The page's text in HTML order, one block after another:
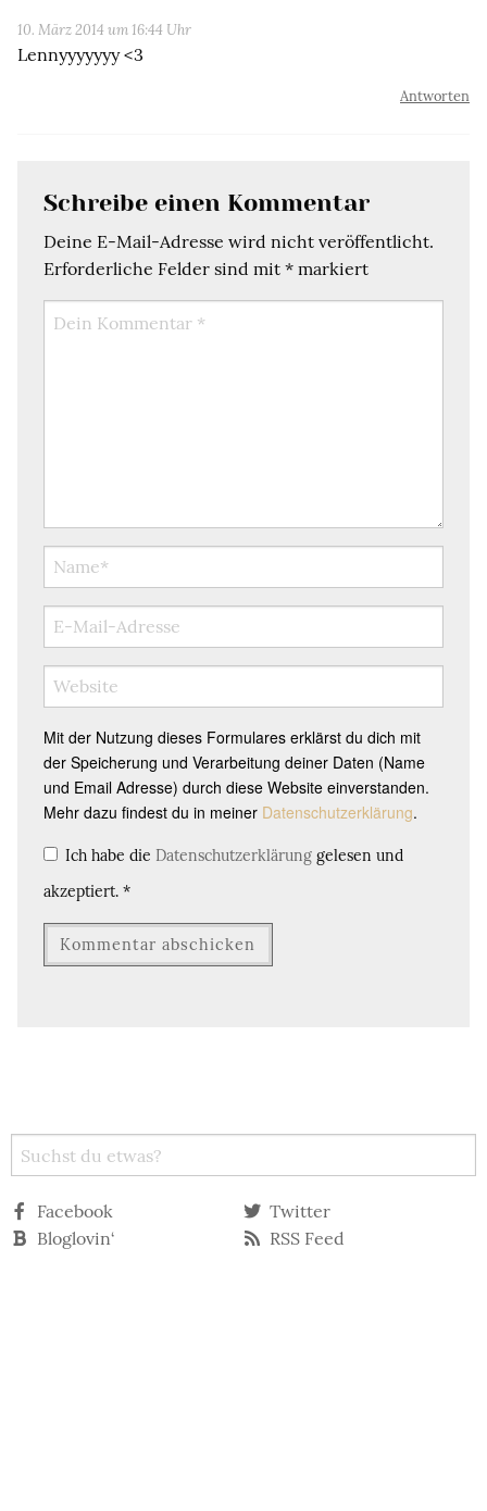
10. März 2014 um 16:44 Uhr
Lennyyyyyyy <3
Antworten
Schreibe einen Kommentar
Deine E-Mail-Adresse wird nicht veröffentlicht.
Erforderliche Felder sind mit * markiert
Mit der Nutzung dieses Formulares erklärst du dich mit
der Speicherung und Verarbeitung deiner Daten (Name
und Email Adresse) durch diese Website einverstanden.
Mehr dazu findest du in meiner Datenschutzerklärung.
Ich habe die Datenschutzerklärung gelesen und
akzeptiert. *
Facebook
Twitter
Bloglovin‘
RSS Feed